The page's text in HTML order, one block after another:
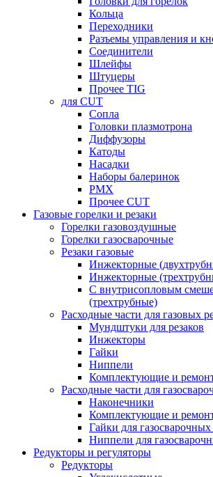
Кольца
Переходники
Разъемы управления и
Соединители
Шлейфы
Штуцеры
Прочее TIG
для CUT
Сопла
Головки плазмотрона
Диффузоры
Катоды
Насадки
Наборы балеринок
PMX
Прочее CUT
Газовые горелки и резаки
Горелки газовоздушные
Горелки газосварочные
Резаки газовые
Инжекторные
Инжекторные
С внутрисопловым
(трехтрубные)
Расходные части для газовых
Мундштуки для резаков
Инжекторы
Гайки
Ниппели
Комплектующие и
Расходные части для
Наконечники
Комплектующие и
Гайки для газосварочных
Ниппели для
Редукторы и регуляторы
Редукторы